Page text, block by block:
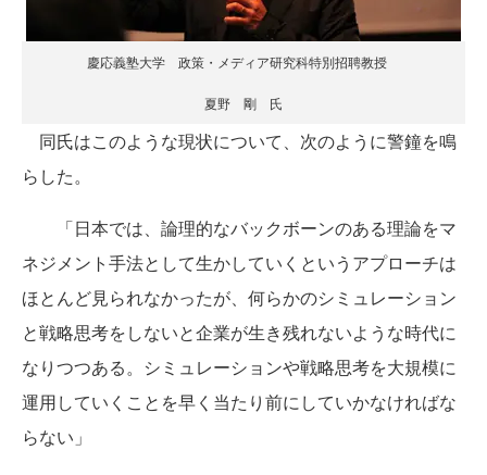
慶応義塾大学 政策・メディア研究科特別招聘教授
夏野 剛 氏
同氏はこのような現状について、次のように警鐘を鳴
らした。
「日本では、論理的なバックボーンのある理論をマ
ネジメント手法として生かしていくというアプローチは
ほとんど見られなかったが、何らかのシミュレーション
と戦略思考をしないと企業が生き残れないような時代に
なりつつある。シミュレーションや戦略思考を大規模に
運用していくことを早く当たり前にしていかなければな
らない」